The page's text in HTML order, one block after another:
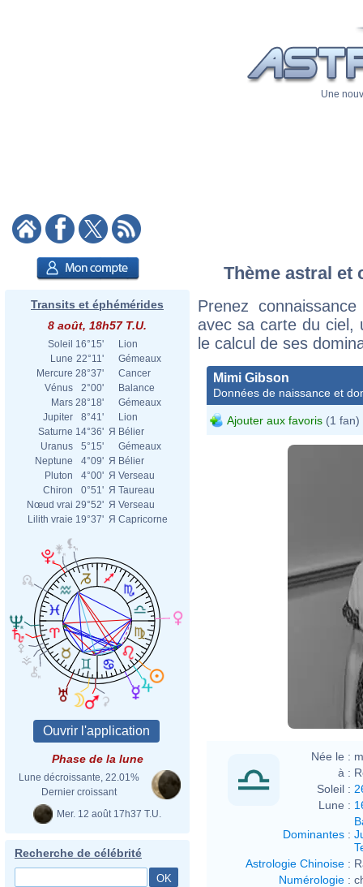
Une
Transits et éphémérides
8 août, 18h57 T.U.
Soleil 16°15'
Lion
Lune 22°11'
Gémeaux
Mercure 28°37'
Cancer
Vénus
2°00'
Balance
Mars 28°18'
Gémeaux
Jupiter
8°41'
Lion
Saturne 14°36' Я Bélier
Uranus
5°15'
Gémeaux
Neptune
4°09' Я Bélier
Pluton
4°00' Я Verseau
Chiron
0°51' Я Taureau
Nœud vrai 29°52' Я Verseau
Lilith vraie 19°37' Я Capricorne
Phase de la lune
Lune décroissante, 22.01%
Dernier croissant
Mer. 12 août 17h37 T.U.
Recherche de célébrité
Thème astral et
Prenez
avec sa carte du ciel,
le calcul de ses
Mimi Gibson
Données de naissance et
Ajouter aux favoris (1 fan)
Née le :
à :
Soleil :
Lune :
Dominantes :
Astrologie Chinoise :
Numérologie :